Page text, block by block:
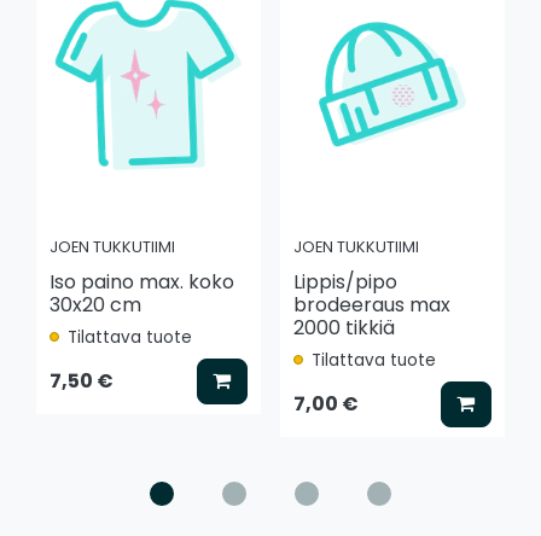
JOEN TUKKUTIIMI
Iso paino max. koko
30x20 cm
Tilattava tuote
7,50 € Lisää koriin
JOEN TUKKUTIIMI
Lippis/pipo
brodeeraus max
2000 tikkiä
Tilattava tuote
7,00 € Lisää